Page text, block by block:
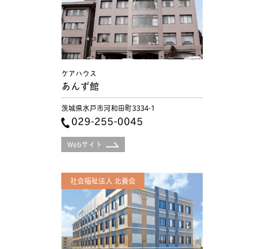
ケアハウス
あんず館
茨城県水戸市河和田町3334-1
029-255-0045
Webサイト
社会福祉法人 北養会